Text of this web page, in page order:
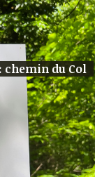
chemin du Col